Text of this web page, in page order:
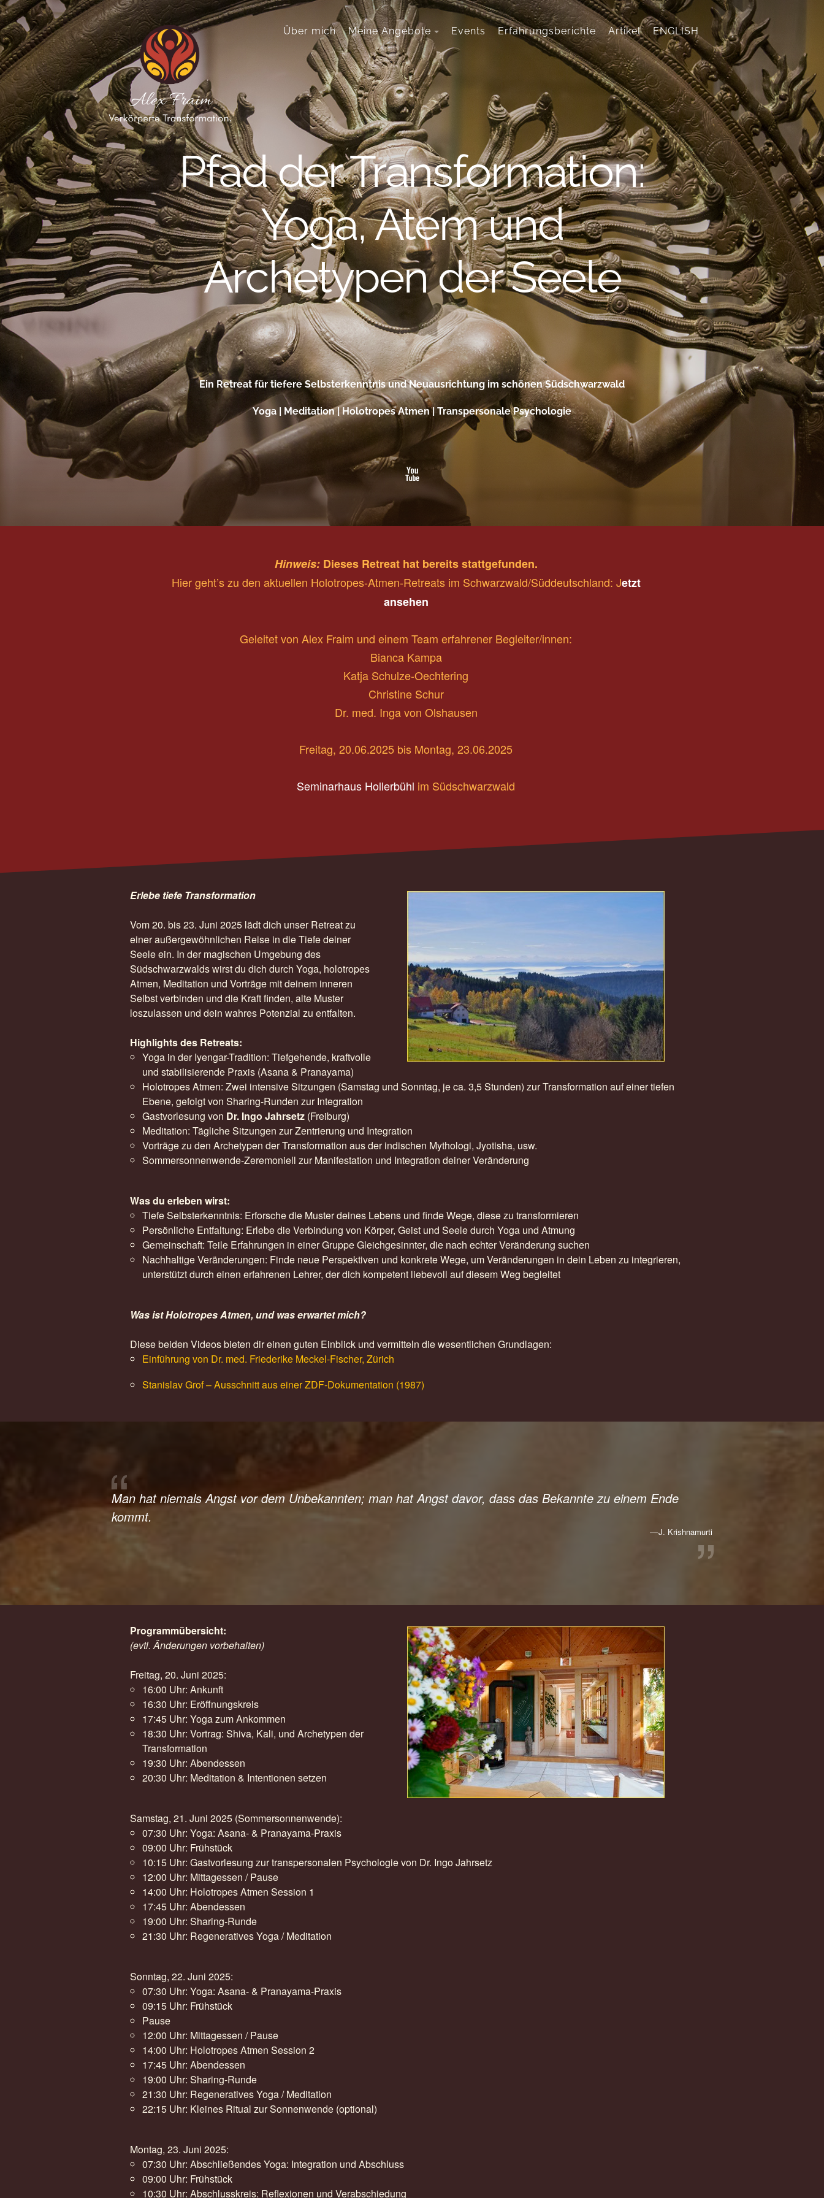
Über mich Meine Angebote Events Erfahrungsberichte Artikel ENGLISH
Ein Retreat für tiefere Selbsterkenntnis und Neuausrichtung im schönen Südschwarzwald
Yoga | Meditation | Holotropes Atmen | Transpersonale Psychologie
Hinweis: Dieses Retreat hat bereits stattgefunden.
Hier geht’s zu den aktuellen Holotropes-Atmen-Retreats im Schwarzwald/Süddeutschland: Jetzt
ansehen
Geleitet von Alex Fraim und einem Team erfahrener Begleiter/innen:
Bianca Kampa
Katja Schulze-Oechtering
Christine Schur
Dr. med. Inga von Olshausen
Freitag, 20.06.2025 bis Montag, 23.06.2025
Seminarhaus Hollerbühl im Südschwarzwald
Erlebe tiefe Transformation
Vom 20. bis 23. Juni 2025 lädt dich unser Retreat zu
einer außergewöhnlichen Reise in die Tiefe deiner
Seele ein. In der magischen Umgebung des
Südschwarzwalds wirst du dich durch Yoga, holotropes
Atmen, Meditation und Vorträge mit deinem inneren
Selbst verbinden und die Kraft finden, alte Muster
loszulassen und dein wahres Potenzial zu entfalten.
Highlights des Retreats:
Yoga in der Iyengar-Tradition: Tiefgehende, kraftvolle
und stabilisierende Praxis (Asana & Pranayama)
Holotropes Atmen: Zwei intensive Sitzungen (Samstag und Sonntag, je ca. 3,5 Stunden) zur Transformation auf einer tiefen
Ebene, gefolgt von Sharing-Runden zur Integration
Gastvorlesung von Dr. Ingo Jahrsetz (Freiburg)
Meditation: Tägliche Sitzungen zur Zentrierung und Integration
Vorträge zu den Archetypen der Transformation aus der indischen Mythologi, Jyotisha, usw.
Sommersonnenwende-Zeremoniell zur Manifestation und Integration deiner Veränderung
Was du erleben wirst:
Tiefe Selbsterkenntnis: Erforsche die Muster deines Lebens und finde Wege, diese zu transformieren
Persönliche Entfaltung: Erlebe die Verbindung von Körper, Geist und Seele durch Yoga und Atmung
Gemeinschaft: Teile Erfahrungen in einer Gruppe Gleichgesinnter, die nach echter Veränderung suchen
Nachhaltige Veränderungen: Finde neue Perspektiven und konkrete Wege, um Veränderungen in dein Leben zu integrieren,
unterstützt durch einen erfahrenen Lehrer, der dich kompetent liebevoll auf diesem Weg begleitet
Was ist Holotropes Atmen, und was erwartet mich?
Diese beiden Videos bieten dir einen guten Einblick und vermitteln die wesentlichen Grundlagen:
Einführung von Dr. med. Friederike Meckel-Fischer, Zürich
Stanislav Grof – Ausschnitt aus einer ZDF-Dokumentation (1987)
Man hat niemals Angst vor dem Unbekannten; man hat Angst davor, dass das Bekannte zu einem Ende
kommt.
J. Krishnamurti
Programmübersicht:
(evtl. Änderungen vorbehalten)
Freitag, 20. Juni 2025:
16:00 Uhr: Ankunft
16:30 Uhr: Eröffnungskreis
17:45 Uhr: Yoga zum Ankommen
18:30 Uhr: Vortrag: Shiva, Kali, und Archetypen der
Transformation
19:30 Uhr: Abendessen
20:30 Uhr: Meditation & Intentionen setzen
Samstag, 21. Juni 2025 (Sommersonnenwende):
07:30 Uhr: Yoga: Asana- & Pranayama-Praxis
09:00 Uhr: Frühstück
10:15 Uhr: Gastvorlesung zur transpersonalen Psychologie von Dr. Ingo Jahrsetz
12:00 Uhr: Mittagessen / Pause
14:00 Uhr: Holotropes Atmen Session 1
17:45 Uhr: Abendessen
19:00 Uhr: Sharing-Runde
21:30 Uhr: Regeneratives Yoga / Meditation
Sonntag, 22. Juni 2025:
07:30 Uhr: Yoga: Asana- & Pranayama-Praxis
09:15 Uhr: Frühstück
Pause
12:00 Uhr: Mittagessen / Pause
14:00 Uhr: Holotropes Atmen Session 2
17:45 Uhr: Abendessen
19:00 Uhr: Sharing-Runde
21:30 Uhr: Regeneratives Yoga / Meditation
22:15 Uhr: Kleines Ritual zur Sonnenwende (optional)
Montag, 23. Juni 2025:
07:30 Uhr: Abschließendes Yoga: Integration und Abschluss
09:00 Uhr: Frühstück
10:30 Uhr: Abschlusskreis: Reflexionen und Verabschiedung